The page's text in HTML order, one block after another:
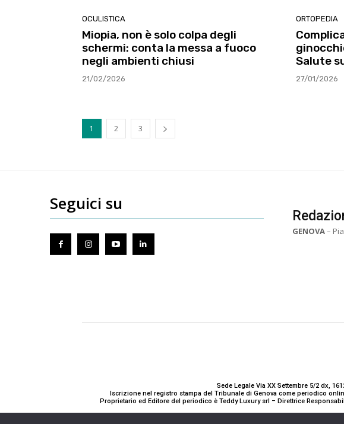
OCULISTICA
Miopia, non è solo colpa degli
schermi: conta la messa a fuoco
negli ambienti chiusi
21/02/2026
ORTOPEDIA
Salute
27/01/2026
1 2 3
Seguici su
GENOVA–
Sede Legale Via XX Settembre 5/2 dx,
Iscrizione nel registro stampa del Tribunale di Genova come periodico
Proprietario ed Editore del periodico è Teddy Luxury srl – Direttrice